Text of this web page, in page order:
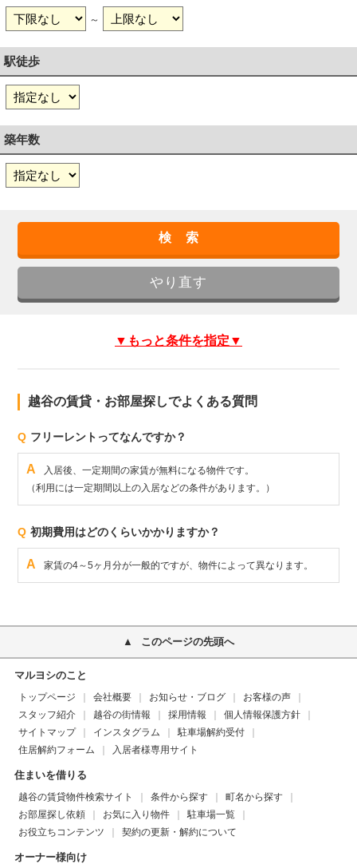
～
駅徒歩
築年数
▼もっと条件を指定▼
越谷の賃貸・お部屋探しでよくある質問
Q フリーレントってなんですか？
A
入居後、一定期間の家賃が無料になる物件です。
（利用には一定期間以上の入居などの条件があります。）
Q 初期費用はどのくらいかかりますか？
A 家賃の4～5ヶ月分が一般的ですが、物件によって異なります。
このページの先頭へ
マルヨシのこと
トップページ 会社概要 お知らせ・ブログ
お客様の声
スタッフ紹介
越谷の街情報 採用情報
個人情報保護方針
サイトマップ
インスタグラム
駐車場解約受付
住居解約フォーム
入居者様専用サイト
住まいを借りる
越谷の賃貸物件検索サイト 条件から探す
町名から探す
お部屋探し依頼
お気に入り物件
駐車場一覧
お役立ちコンテンツ
契約の更新・解約について
オーナー様向け